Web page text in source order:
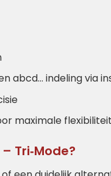
abcd… indeling via
maximale flexibiliteit
Tri‑Mode?